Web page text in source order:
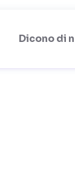
Dicono di